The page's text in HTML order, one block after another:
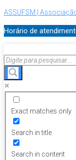
ASSUFSM |
Horário de
Exact matches only
Search in title
Search in content